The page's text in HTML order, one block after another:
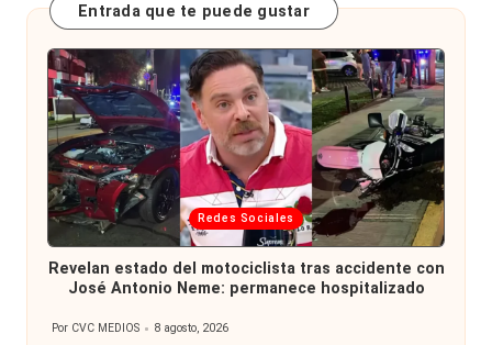
Entrada que te puede gustar
Publicada
en
Redes Sociales
Revelan estado del motociclista tras accidente con
José Antonio Neme: permanece hospitalizado
Publicado
Por CVC MEDIOS 8 agosto, 2026